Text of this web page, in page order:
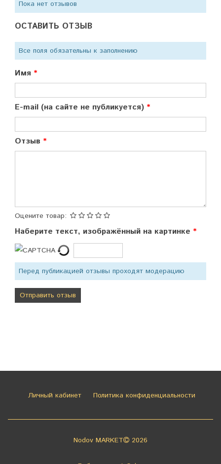
Пока нет отзывов
ОСТАВИТЬ ОТЗЫВ
Все поля обязательны к заполнению
Имя
E-mail (на сайте не публикуется)
Отзыв
Оцените товар:
Наберите текст, изображённый на картинке
Перед публикацией отзывы проходят модерацию
Личный кабинет Политика конфиденциальности
Nodov MARKET 2026